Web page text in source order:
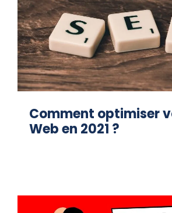
Comment optimiser
Web en 2021 ?